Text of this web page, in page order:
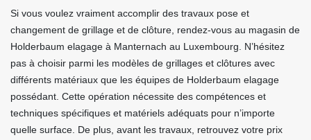
Si vous voulez vraiment accomplir des travaux pose et
changement de grillage et de clôture, rendez-vous au magasin de
Holderbaum elagage à Manternach au Luxembourg. N’hésitez
pas à choisir parmi les modèles de grillages et clôtures avec
différents matériaux que les équipes de Holderbaum elagage
possédant. Cette opération nécessite des compétences et
techniques spécifiques et matériels adéquats pour n’importe
quelle surface. De plus, avant les travaux, retrouvez votre prix